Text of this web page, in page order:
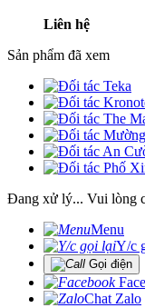
Liên hệ
Sản phẩm đã xem
Đang xử lý... Vui lòng
Menu
Y/c
Gọi điện
Chat Zalo